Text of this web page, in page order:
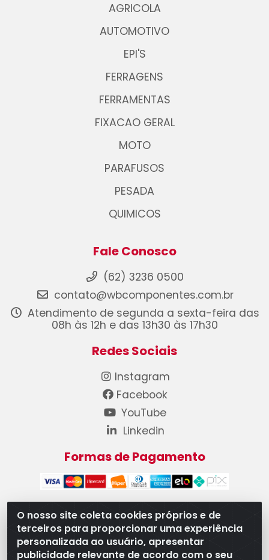
O nosso site coleta cookies próprios e de
terceiros para proporcionar uma experiência
personalizada ao usuário, apresentar
publicidade relevante de acordo com o seu
AGRICOLA
AUTOMOTIVO
EPI'S
FERRAGENS
FERRAMENTAS
FIXACAO GERAL
MOTO
PARAFUSOS
PESADA
QUIMICOS
Fale Conosco
(62) 3236 0500
contato@wbcomponentes.com.br
Atendimento de segunda a sexta-feira das
08h às 12h e das 13h30 às 17h30
Redes Sociais
Instagram
Facebook
YouTube
Linkedin
Formas de Pagamento
WB Componentes Automotivos LTDA - CNPJ
08.528.393/0001-12 - Rua do Níquel, 667 - Parque
Oeste Industrial, Goiânia/GO - CEP 74375-660